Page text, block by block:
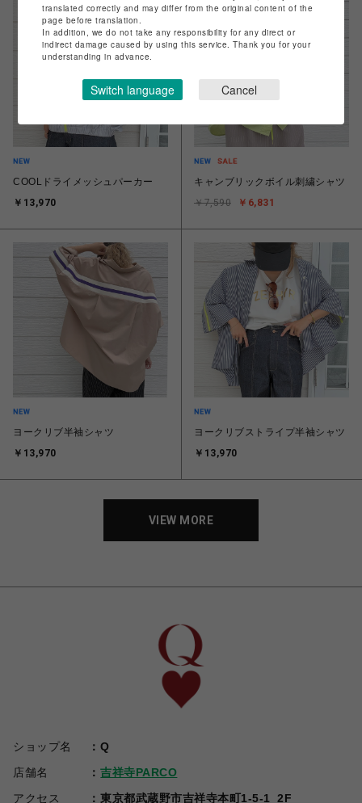
COOLドライメッシュパーカー
￥13,970
キャンブリックボイル刺繍シャツ
￥6,831
￥7,590
ヨークリブ半袖シャツ
￥13,970
ヨークリブストライプ半袖シャツ
￥13,970
VIEW MORE
ショップ名
Q
店舗名
吉祥寺PARCO
アクセス
東京都武蔵野市吉祥寺本町1-5-1_2F
translated correctly and may differ from the original content of the
page before translation.
In addition, we do not take any responsibility for any direct or
indirect damage caused by using this service. Thank you for your
understanding in advance.
Switch language Cancel